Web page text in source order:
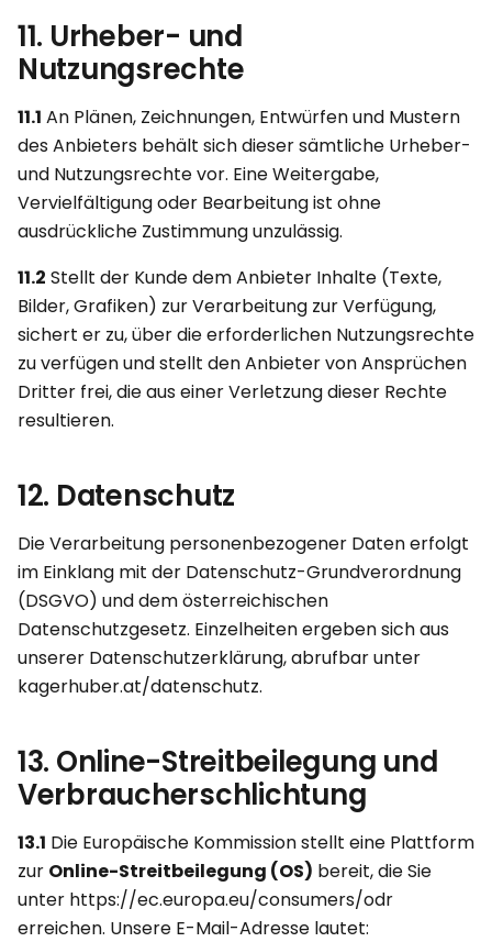
11. Urheber- und
Nutzungsrechte
11.1 An Plänen, Zeichnungen, Entwürfen und Mustern
des Anbieters behält sich dieser sämtliche Urheber-
und Nutzungsrechte vor. Eine Weitergabe,
Vervielfältigung oder Bearbeitung ist ohne
ausdrückliche Zustimmung unzulässig.
11.2 Stellt der Kunde dem Anbieter Inhalte (Texte,
Bilder, Grafiken) zur Verarbeitung zur Verfügung,
sichert er zu, über die erforderlichen Nutzungsrechte
zu verfügen und stellt den Anbieter von Ansprüchen
Dritter frei, die aus einer Verletzung dieser Rechte
resultieren.
12. Datenschutz
Die Verarbeitung personenbezogener Daten erfolgt
im Einklang mit der Datenschutz-Grundverordnung
(DSGVO) und dem österreichischen
Datenschutzgesetz. Einzelheiten ergeben sich aus
unserer Datenschutzerklärung, abrufbar unter
kagerhuber.at/datenschutz.
13. Online-Streitbeilegung und
Verbraucherschlichtung
13.1 Die Europäische Kommission stellt eine Plattform
zur Online-Streitbeilegung (OS) bereit, die Sie
unter https://ec.europa.eu/consumers/odr
erreichen. Unsere E-Mail-Adresse lautet: